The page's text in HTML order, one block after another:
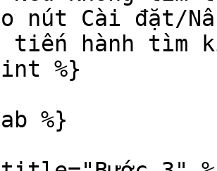
nút Cài đặt/
tiến hành tìm
%}
%}